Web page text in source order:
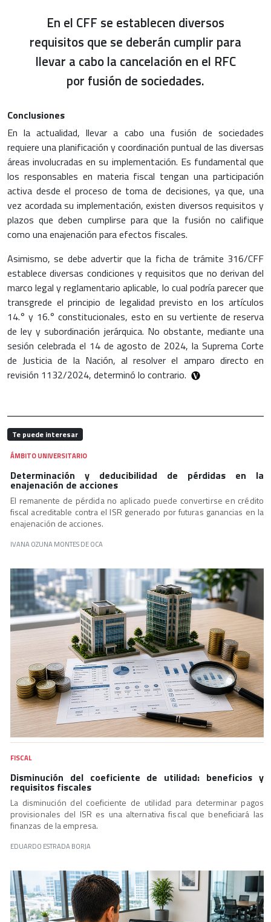
En el CFF se establecen diversos
requisitos que se deberán cumplir para
llevar a cabo la cancelación en el RFC
por fusión de sociedades.
Conclusiones
En la actualidad, llevar a cabo una fusión de sociedades
requiere una planificación y coordinación puntual de las diversas
áreas involucradas en su implementación. Es fundamental que
los responsables en materia fiscal tengan una participación
activa desde el proceso de toma de decisiones, ya que, una
vez acordada su implementación, existen diversos requisitos y
plazos que deben cumplirse para que la fusión no califique
como una enajenación para efectos fiscales.
Asimismo, se debe advertir que la ficha de trámite 316/CFF
establece diversas condiciones y requisitos que no derivan del
marco legal y reglamentario aplicable, lo cual podría parecer que
transgrede el principio de legalidad previsto en los artículos
14.° y 16.° constitucionales, esto en su vertiente de reserva
de ley y subordinación jerárquica. No obstante, mediante una
sesión celebrada el 14 de agosto de 2024, la Suprema Corte
de Justicia de la Nación, al resolver el amparo directo en
revisión 1132/2024, determinó lo contrario.
Te puede interesar
ÁMBITO UNIVERSITARIO
Determinación y deducibilidad de pérdidas en la
enajenación de acciones
El remanente de pérdida no aplicado puede convertirse en crédito
fiscal acreditable contra el ISR generado por futuras ganancias en la
enajenación de acciones.
IVANA OZUNA MONTES DE OCA
FISCAL
Disminución del coeficiente de utilidad: beneficios y
requisitos fiscales
La disminución del coeficiente de utilidad para determinar pagos
provisionales del ISR es una alternativa fiscal que beneficiará las
finanzas de la empresa.
EDUARDO ESTRADA BORJA